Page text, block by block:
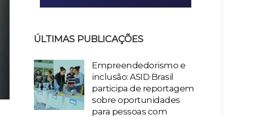
ÚLTIMAS PUBLICAÇÕES
Empreendedorismo e
inclusão: ASID Brasil
participa de reportagem
sobre oportunidades
para pessoas com